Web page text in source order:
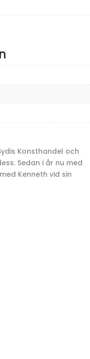
Konsthandel och
Sedan i år nu med
Kenneth vid sin